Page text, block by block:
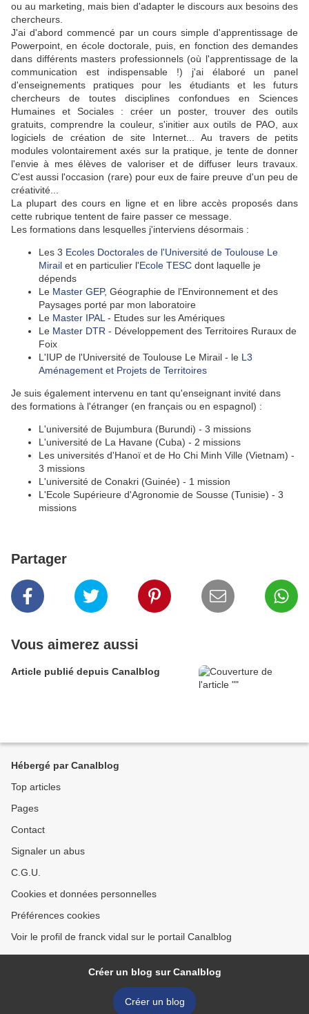
ou au marketing, mais bien d'adapter le discours aux besoins des
chercheurs.
J'ai d'abord commencé par un cours simple d'apprentissage de
Powerpoint, en école doctorale, puis, en fonction des demandes
dans différents masters professionnels (où l'apprentissage de la
communication est indispensable !) j'ai élaboré un panel
d'enseignements pratiques pour les étudiants et les futurs
chercheurs de toutes disciplines confondues en Sciences
Humaines et Sociales : créer un poster, trouver des outils
gratuits, comprendre la couleur, s'initier aux outils de PAO, aux
logiciels de création de site Internet... Au travers de petits
modules volontairement axés sur la pratique, je tente de donner
l'envie à mes élèves de valoriser et de diffuser leurs travaux.
C'est aussi l'occasion (rare) pour eux de faire preuve d'un peu de
créativité...
La plupart des cours en ligne et en libre accès proposés dans
cette rubrique tentent de faire passer ce message.
Les formations dans lesquelles j'interviens désormais :
Les 3 Ecoles Doctorales de l'Université de Toulouse Le
Mirail et en particulier l'Ecole TESC dont laquelle je
dépends
Le Master GEP, Géographie de l'Environnement et des
Paysages porté par mon laboratoire
Le Master IPAL - Etudes sur les Amériques
Le Master DTR - Développement des Territoires Ruraux de
Foix
L'IUP de l'Université de Toulouse Le Mirail - le L3
Aménagement et Projets de Territoires
Je suis également intervenu en tant qu'enseignant invité dans
des formations à l'étranger (en français ou en espagnol) :
L'université de Bujumbura (Burundi) - 3 missions
L'université de La Havane (Cuba) - 2 missions
Les universités d'Hanoï et de Ho Chi Minh Ville (Vietnam) -
3 missions
L'université de Conakri (Guinée) - 1 mission
L'Ecole Supérieure d'Agronomie de Sousse (Tunisie) - 3
missions
Partager
Vous aimerez aussi
Article publié depuis Canalblog
Hébergé par Canalblog
Top articles
Pages
Contact
Signaler un abus
C.G.U.
Cookies et données personnelles
Préférences cookies
Voir le profil de franck vidal sur le portail Canalblog
Créer un blog sur Canalblog
Créer un blog